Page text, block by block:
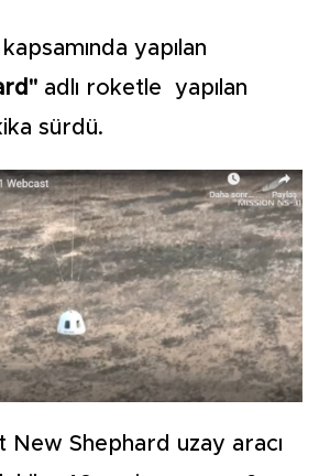
yapılan
adlı roketle yapılan
sürdü.
New Shephard uzay aracı